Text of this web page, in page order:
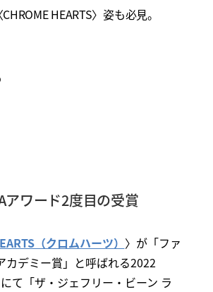
HEARTS〉姿も必見。
アワード2度目の受賞
（クロムハーツ） 〉が「ファ
カデミー賞」と呼ばれる2022
て「ザ・ジェフリー・ビーン ラ